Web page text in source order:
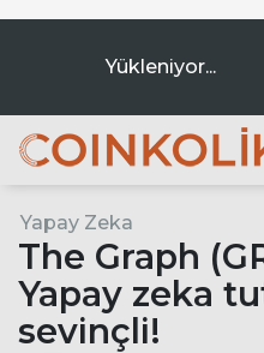
Yükleniyor...
Ana dolaşım
Ara
Yapay Zeka
The Graph
Yapay zeka
sevinçli!